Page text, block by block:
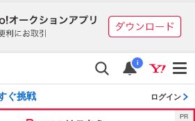
i
ぐ挑戦 ログイン